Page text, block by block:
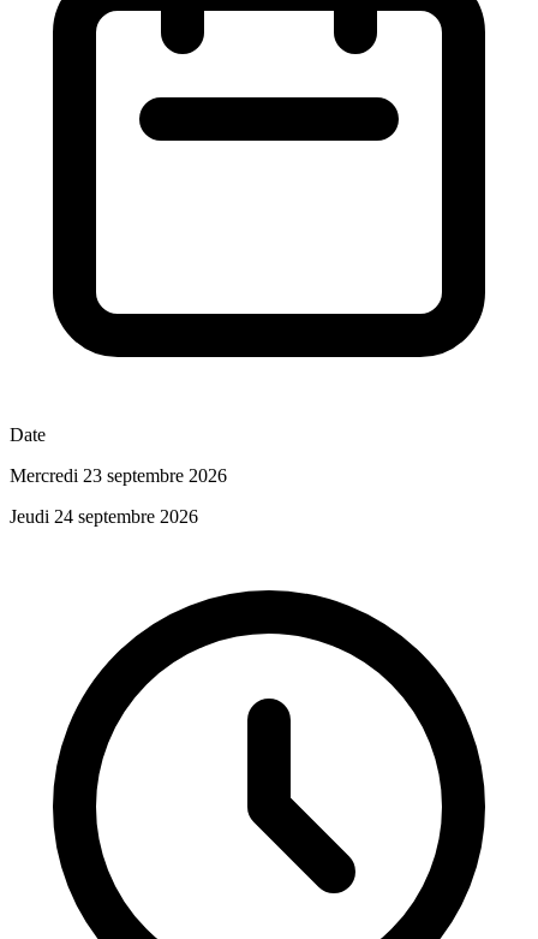
Date
Mercredi 23 septembre 2026
Jeudi 24 septembre 2026